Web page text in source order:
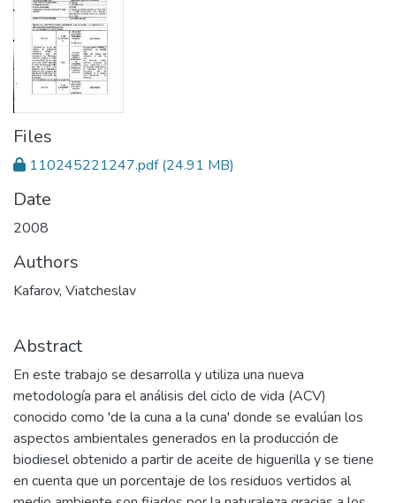
Files
110245221247.pdf(24.91 MB)
Date
2008
Authors
Kafarov, Viatcheslav
Abstract
En este trabajo se desarrolla y utiliza una nueva
metodología para el análisis del ciclo de vida (ACV)
conocido como 'de la cuna a la cuna' donde se evalúan los
aspectos ambientales generados en la producción de
biodiesel obtenido a partir de aceite de higuerilla y se tiene
en cuenta que un porcentaje de los residuos vertidos al